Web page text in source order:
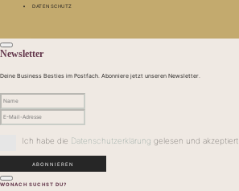
DATENSCHUTZ
Newsletter
Deine Business Besties im Postfach. Abonniere jetzt unseren Newsletter.
Ich habe die Datenschutzerklärung gelesen und akzeptiert.
WONACH SUCHST DU?